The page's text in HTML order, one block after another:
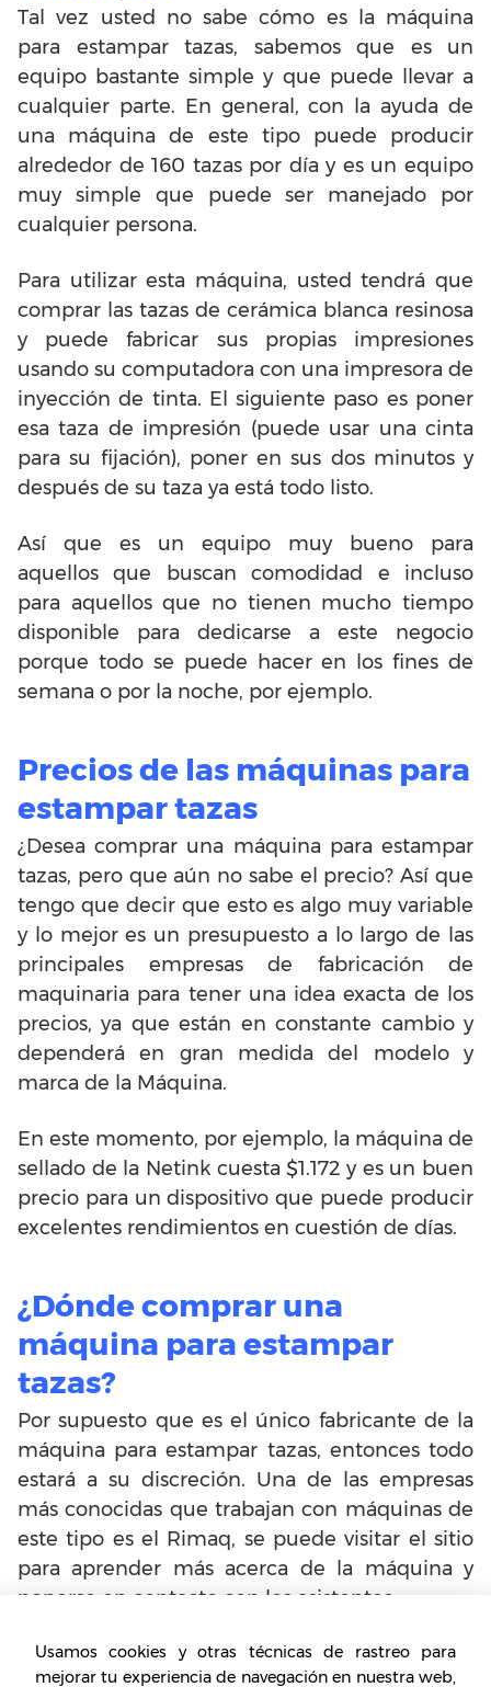
Tal vez usted no sabe cómo es la máquina
para estampar tazas, sabemos que es un
equipo bastante simple y que puede llevar a
cualquier parte. En general, con la ayuda de
una máquina de este tipo puede producir
alrededor de 160 tazas por día y es un equipo
muy simple que puede ser manejado por
cualquier persona.
Para utilizar esta máquina, usted tendrá que
comprar las tazas de cerámica blanca resinosa
y puede fabricar sus propias impresiones
usando su computadora con una impresora de
inyección de tinta. El siguiente paso es poner
esa taza de impresión (puede usar una cinta
para su fijación), poner en sus dos minutos y
después de su taza ya está todo listo.
Así que es un equipo muy bueno para
aquellos que buscan comodidad e incluso
para aquellos que no tienen mucho tiempo
disponible para dedicarse a este negocio
porque todo se puede hacer en los fines de
semana o por la noche, por ejemplo.
Precios de las máquinas para
estampar tazas
¿Desea comprar una máquina para estampar
tazas, pero que aún no sabe el precio? Así que
tengo que decir que esto es algo muy variable
y lo mejor es un presupuesto a lo largo de las
principales empresas de fabricación de
maquinaria para tener una idea exacta de los
precios, ya que están en constante cambio y
dependerá en gran medida del modelo y
marca de la Máquina.
En este momento, por ejemplo, la máquina de
sellado de la Netink cuesta $1.172 y es un buen
precio para un dispositivo que puede producir
excelentes rendimientos en cuestión de días.
¿Dónde comprar una
máquina para estampar
tazas?
Por supuesto que es el único fabricante de la
máquina para estampar tazas, entonces todo
estará a su discreción. Una de las empresas
más conocidas que trabajan con máquinas de
este tipo es el Rimaq, se puede visitar el sitio
para aprender más acerca de la máquina y
ponerse en contacto con los asistentes.
Además de la Rimaq, usted puede encontrar
Usamos cookies y otras técnicas de rastreo para
mejorar tu experiencia de navegación en nuestra web,